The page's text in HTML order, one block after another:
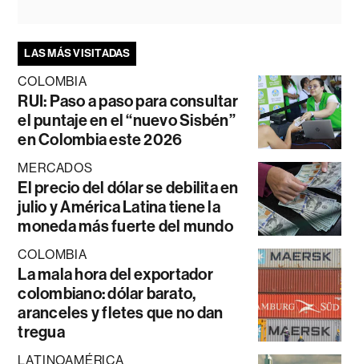
LAS MÁS VISITADAS
COLOMBIA
RUI: Paso a paso para consultar
el puntaje en el “nuevo Sisbén”
en Colombia este 2026
MERCADOS
El precio del dólar se debilita en
julio y América Latina tiene la
moneda más fuerte del mundo
COLOMBIA
La mala hora del exportador
colombiano: dólar barato,
aranceles y fletes que no dan
tregua
LATINOAMÉRICA